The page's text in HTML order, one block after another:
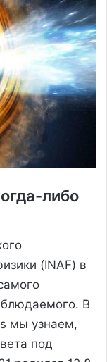
либо
(INAF) в
В
мы узнаем,
под